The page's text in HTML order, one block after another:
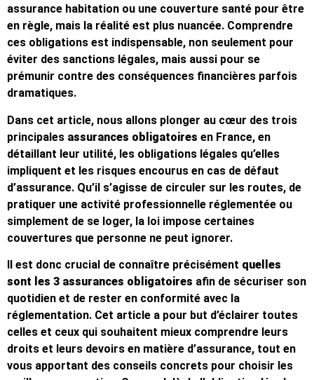
assurance habitation ou une couverture santé pour être
en règle, mais la réalité est plus nuancée. Comprendre
ces obligations est indispensable, non seulement pour
éviter des sanctions légales, mais aussi pour se
prémunir contre des conséquences financières parfois
dramatiques.
Dans cet article, nous allons plonger au cœur des trois
principales assurances obligatoires en France, en
détaillant leur utilité, les obligations légales qu’elles
impliquent et les risques encourus en cas de défaut
d’assurance. Qu’il s’agisse de circuler sur les routes, de
pratiquer une activité professionnelle réglementée ou
simplement de se loger, la loi impose certaines
couvertures que personne ne peut ignorer.
Il est donc crucial de connaître précisément quelles
sont les 3 assurances obligatoires afin de sécuriser son
quotidien et de rester en conformité avec la
réglementation. Cet article a pour but d’éclairer toutes
celles et ceux qui souhaitent mieux comprendre leurs
droits et leurs devoirs en matière d’assurance, tout en
vous apportant des conseils concrets pour choisir les